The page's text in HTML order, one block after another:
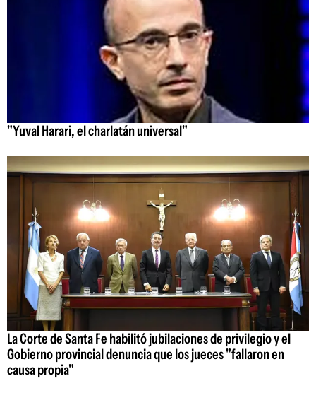
"Yuval Harari, el charlatán universal"
La Corte de Santa Fe habilitó jubilaciones de privilegio y el
Gobierno provincial denuncia que los jueces "fallaron en
causa propia"